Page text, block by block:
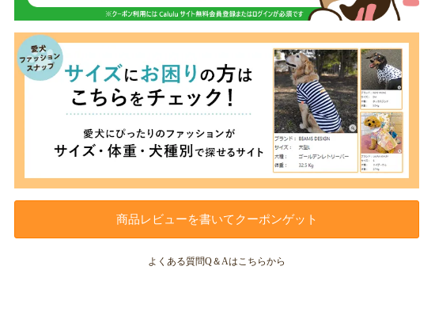
カートへ進む
商品レビューを書いてクーポンゲット
よくある質問Q＆Aはこちらから